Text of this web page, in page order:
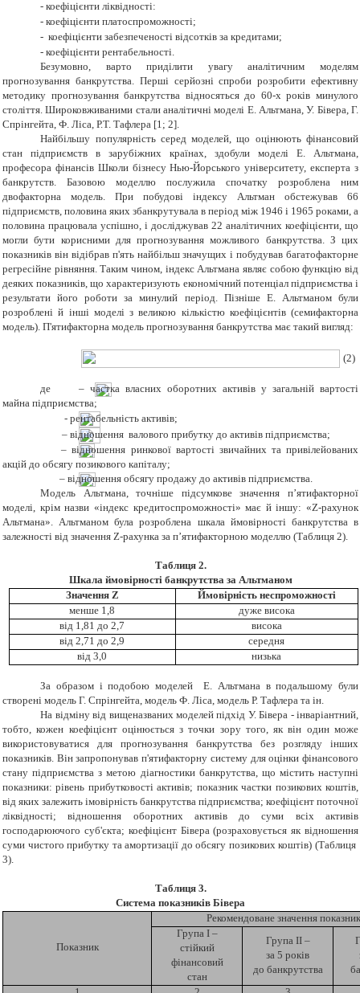
- коефіцієнти ліквідності:
- коефіцієнти платоспроможності;
- коефіцієнти забезпеченості відсотків за кредитами;
- коефіцієнти рентабельності.
Безумовно, варто приділити увагу аналітичним моделям
прогнозування банкрутства. Перші серйозні спроби розробити ефективну
методику прогнозування банкрутства відносяться до 60-х років минулого
століття. Широковживаними стали аналітичні моделі Е. Альтмана, У. Бівера, Г.
Спрінгейта, Ф. Ліса, Р.Т. Тафлера [1; 2].
Найбільшу популярність серед моделей, що оцінюють фінансовий
стан підприємств в зарубіжних країнах, здобули моделі Е. Альтмана,
професора фінансів Школи бізнесу Нью-Йорського університету, експерта з
банкрутств. Базовою моделлю послужила спочатку розроблена ним
двофакторна модель. При побудові індексу Альтман обстежував 66
підприємств, половина яких збанкрутувала в період між 1946 і 1965 pоками, а
половина працювала успішно, і досліджував 22 аналітичних коефіцієнти, що
могли бути корисними для прогнозування можливого банкрутства. З цих
показників він відібрав п'ять найбільш значущих і побудував багатофакторне
регресійне рівняння. Таким чином, індекс Альтмана являє собою функцію від
деяких показників, що характеризують економічний потенціал підприємства і
результати його роботи за минулий період. Пізніше Е. Альтманом були
розроблені й інші моделі з великою кількістю коефіцієнтів (семифакторна
модель). П'ятифакторна модель прогнозування банкрутства має такий вигляд:
(2)
де –частка власних оборотних активів у загальній вартості
майна підприємства;
- рентабельність активів;
– відношення валового прибутку до активівпідприємства;
–відношення ринкової вартості звичайних та привілейованих
акцій до обсягу позикового капіталу;
– відношенняобсягу продажу до активівпідприємства.
Модель Альтмана, точніше підсумкове значення п’ятифакторної
моделі, крім назви «індекс кредитоспроможності» має й іншу: «Z-рахунок
Альтмана». Альтманом була розроблена шкала ймовірності банкрутства в
залежності від значення Z-рахунка за п’ятифакторною моделлю (Таблиця 2).
Таблиця 2.
Шкала ймовірності банкрутства за Альтманом
Значення Z
Ймовірність неспроможності
менше 1,8
дуже висока
від 1,81 до 2,7
висока
від 2,71 до 2,9
середня
від 3,0
низька
За образом і подобою моделей
Е. Альтмана в подальшому були
створені модель Г. Спрінгейта, модель Ф. Ліса, модель Р. Тафлера та ін.
На відміну від вищеназваних моделей підхід У. Бівера - інваріантний,
тобто, кожен коефіцієнт оцінюється з точки зору того, як він один може
використовуватися для прогнозування банкрутства без розгляду інших
показників. Він запропонував п'ятифакторну систему для оцінки фінансового
стану підприємства з метою діагностики банкрутства, що містить наступні
показники: рівень прибутковості активів; показник частки позикових коштів,
від яких залежить імовірність банкрутства підприємства; коефіцієнт поточної
ліквідності; відношення оборотних активів до суми всіх активів
господарюючого суб'єкта; коефіцієнт Бівера (розраховується як відношення
суми чистого прибутку та амортизації до обсягу позикових коштів) (Таблиця
3).
Таблиця 3.
Система показників Бівера
Показник
Рекомендоване значення
Група І –
стійкий
фінансовий
стан
Група ІІ –
за 5 років
до банкрутства